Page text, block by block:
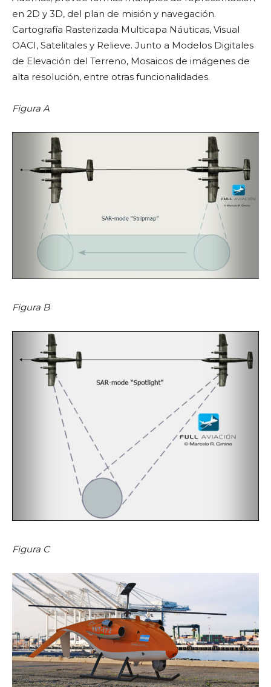
en 2D y 3D, del plan de misión y navegación.
Cartografía Rasterizada Multicapa Náuticas, Visual
OACI, Satelitales y Relieve. Junto a Modelos Digitales
de Elevación del Terreno, Mosaicos de imágenes de
alta resolución, entre otras funcionalidades.
Figura A
Figura B
Figura C